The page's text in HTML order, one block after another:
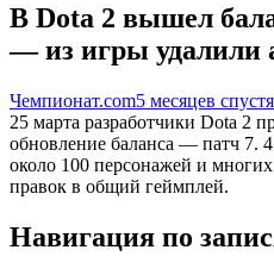
В Dota 2 вышел
— из игры удалили
Чемпионат.com5 месяцев спустя
25 марта разработчики Dota 2
обновление баланса — патч 7.
около 100 персонажей и
правок в общий геймплей.
Навигация по